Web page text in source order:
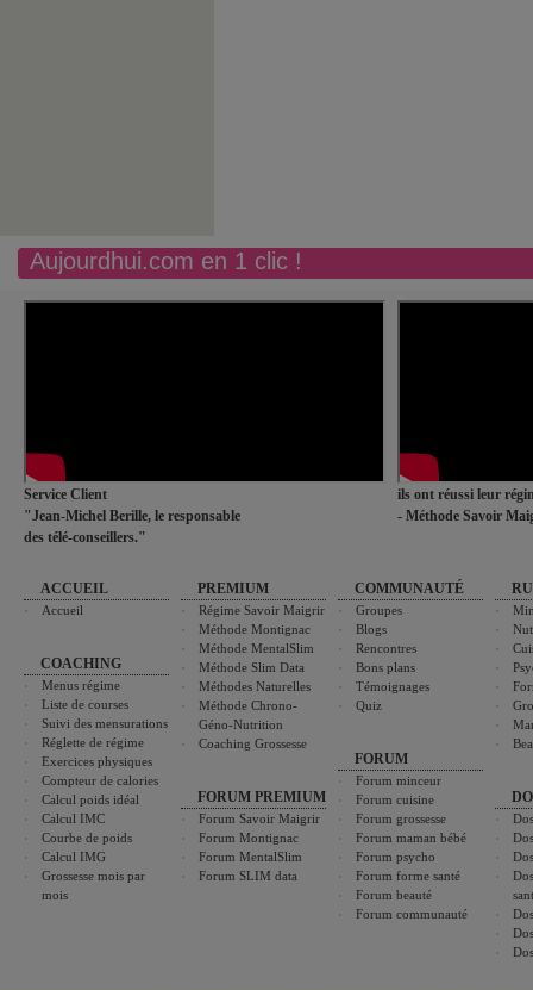
Aujourdhui.com en 1 clic !
Service Client
"Jean-Michel Berille, le responsable
des télé-conseillers."
ils ont réussi leur
- Méthode Savoir
ACCUEIL
Accueil
COACHING
Menus régime
Liste de courses
Suivi des mensurations
Réglette de régime
Exercices physiques
Compteur de calories
Calcul poids idéal
Calcul IMC
Courbe de poids
Calcul IMG
Grossesse mois par
mois
PREMIUM
Régime Savoir Maigrir
Méthode Montignac
Méthode MentalSlim
Méthode Slim Data
Méthodes Naturelles
Méthode Chrono-
Géno-Nutrition
Coaching Grossesse
FORUM PREMIUM
Forum Savoir Maigrir
Forum Montignac
Forum MentalSlim
Forum SLIM data
COMMUNAUTÉ
Groupes
Blogs
Rencontres
Bons plans
Témoignages
Quiz
FORUM
Forum minceur
Forum cuisine
Forum grossesse
Forum maman bébé
Forum psycho
Forum forme santé
Forum beauté
Forum communauté